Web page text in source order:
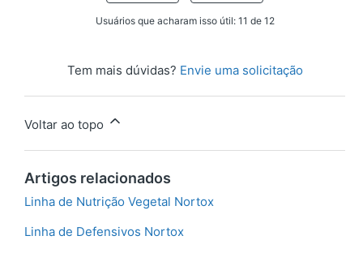
Usuários que acharam isso útil: 11 de 12
Tem mais dúvidas? Envie uma solicitação
Voltar ao topo
Artigos relacionados
Linha de Nutrição Vegetal Nortox
Linha de Defensivos Nortox